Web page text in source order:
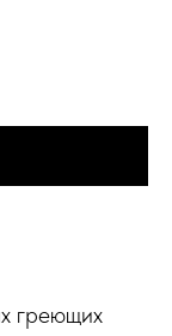
греющих